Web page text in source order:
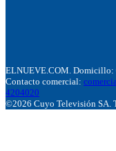
ELNUEVE.COM. Domicillo:
Contacto comercial:
4204020
©2026 Cuyo Televisión SA.